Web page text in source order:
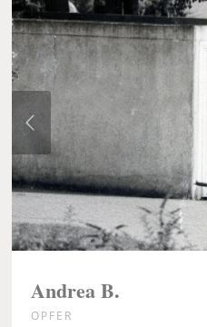
Andrea B.
OPFER